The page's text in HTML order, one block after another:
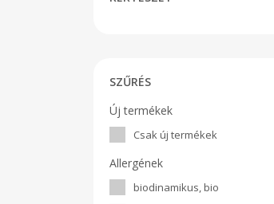
SZŰRÉS
Új termékek
Csak új termékek
Allergének
biodinamikus, bio